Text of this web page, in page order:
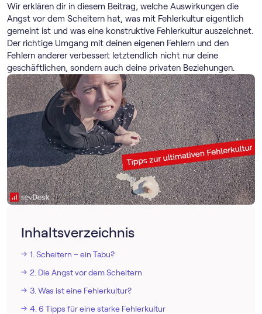
Wir erklären dir in diesem Beitrag, welche Auswirkungen die
Angst vor dem Scheitern hat, was mit Fehlerkultur eigentlich
gemeint ist und was eine konstruktive Fehlerkultur auszeichnet.
Der richtige Umgang mit deinen eigenen Fehlern und den
Fehlern anderer verbessert letztendlich nicht nur deine
geschäftlichen, sondern auch deine privaten Beziehungen.
Inhaltsverzeichnis
1. Scheitern – ein Tabu?
2. Die Angst vor dem Scheitern
3. Was ist eine Fehlerkultur?
4. 6 Tipps für eine starke Fehlerkultur